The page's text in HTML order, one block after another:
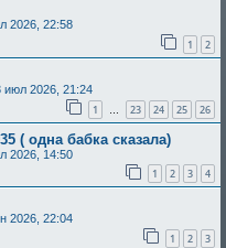
2026, 22:58
1 2
июл 2026, 21:24
1 … 23 24 25 26
( одна бабка сказала)
2026, 14:50
1 2 3 4
2026, 22:04
1 2 3